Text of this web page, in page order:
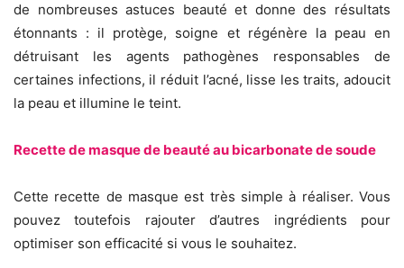
de nombreuses astuces beauté et donne des résultats
étonnants : il protège, soigne et régénère la peau en
détruisant les agents pathogènes responsables de
certaines infections, il réduit l’acné, lisse les traits, adoucit
la peau et illumine le teint.
Recette de masque de beauté au bicarbonate de soude
Cette recette de masque est très simple à réaliser. Vous
pouvez toutefois rajouter d’autres ingrédients pour
optimiser son efficacité si vous le souhaitez.